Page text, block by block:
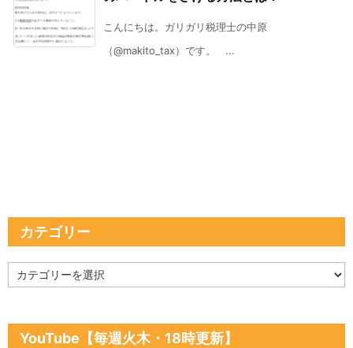
こんにちは。ガリガリ税理士の中原
（@makito_tax）です。 ...
カテゴリー
テ
ー
YouTube【毎週火木・18時更新】